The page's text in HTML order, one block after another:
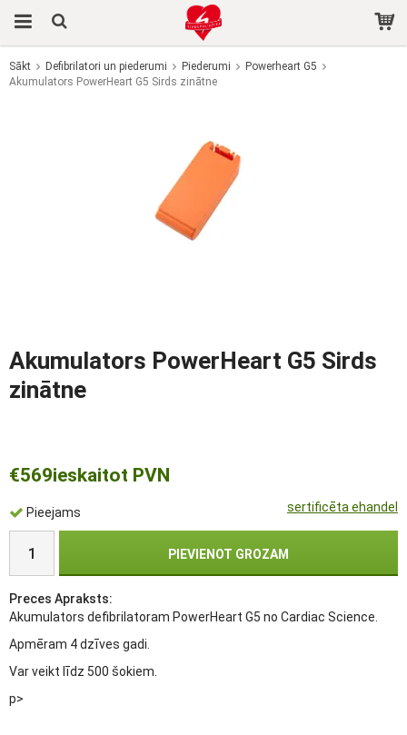
Prece tika pievienota jūsu grozam
Sākt Defibrilatori un piederumi Piederumi
Powerheart G5
Akumulators PowerHeart G5 Sirds zinātne
Akumulators PowerHeart G5 Sirds
zinātne
sertificēta ehandel
€569ieskaitot PVN
Pieejams
PIEVIENOT GROZAM
Preces Apraksts:
Akumulators defibrilatoram PowerHeart G5 no Cardiac Science.
Apmēram 4 dzīves gadi.
Var veikt līdz 500 šokiem.
p>